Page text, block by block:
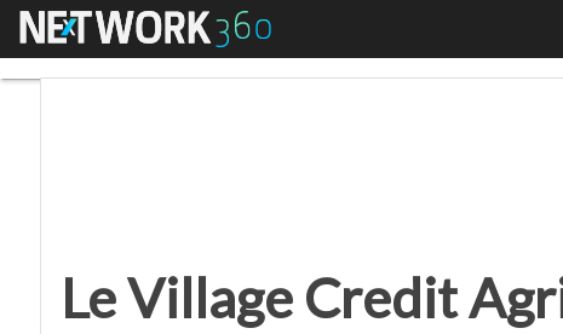
Menu
Le Village Credit